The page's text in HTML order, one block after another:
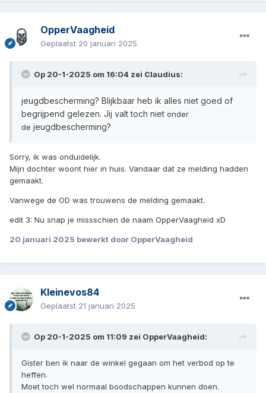
OpperVaagheid
Geplaatst 20 januari 2025
Op 20-1-2025 om 16:04 zei Claudius:
jeugdbescherming? Blijkbaar heb ik alles niet goed of
begrijpend gelezen. Jij valt toch niet onder
de jeugdbescherming?
Sorry, ik was onduidelijk.
Mijn dochter woont hier in huis. Vandaar dat ze melding hadden
gemaakt.
Vanwege de OD was trouwens de melding gemaakt.
edit 3: Nu snap je missschien de naam OpperVaagheid xD
20 januari 2025 bewerkt door OpperVaagheid
Kleinevos84
Geplaatst 21 januari 2025
Op 20-1-2025 om 11:09 zei OpperVaagheid:
Gister ben ik naar de winkel gegaan om het verbod op te
heffen.
Moet toch wel normaal boodschappen kunnen doen.